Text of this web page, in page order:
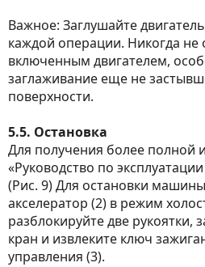
Важное: Заглушайте
каждой операции. Никогда не
включенным двигателем,
заглаживание еще не
поверхности.
5.5. Остановка
Для получения более полной
«Руководство по
(Рис. 9) Для остановки
акселератор (2) в режим
разблокируйте две рукоятки,
кран и извлеките ключ
управления (3).